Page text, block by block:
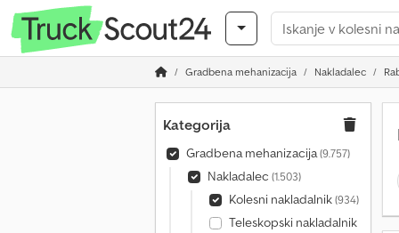
Gradbena mehanizacija Nakladalec
Kategorija
Gradbena mehanizacija(9.757)
Nakladalec (1.503)
Kolesni nakladalnik(934)
Teleskopski nakladalnik